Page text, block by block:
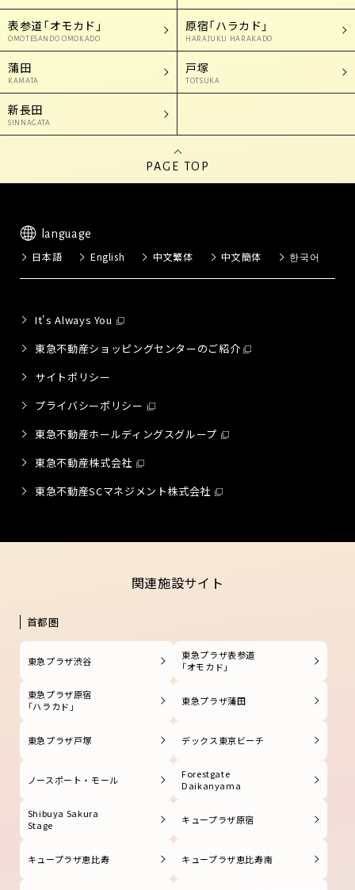
表参道「オモカド」
OMOTESANDO OMOKADO
原宿「ハラカド」
HARAJUKU HARAKADO
蒲田
KAMATA
戸塚
TOTSUKA
新長田
SINNAGATA
PAGE TOP
language
日本語 English 中文繁体 中文簡体 한국어
It's Always You
東急不動産ショッピングセンターのご紹介
サイトポリシー
プライバシーポリシー
東急不動産ホールディングスグループ
東急不動産株式会社
東急不動産SCマネジメント株式会社
関連施設サイト
首都圏
東急プラザ渋谷
東急プラザ表参道
「オモカド」
東急プラザ原宿
「ハラカド」
東急プラザ蒲田
東急プラザ戸塚 デックス東京ビーチ
ノースポート・モール
Forestgate
Daikanyama
Shibuya Sakura
Stage
キュープラザ原宿
キュープラザ恵比寿 キュープラザ恵比寿南